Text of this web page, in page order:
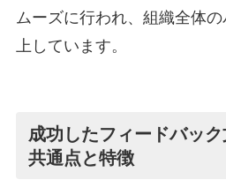
ムーズに行われ、組織全体
上しています。
成功したフィードバッ
共通点と特徴